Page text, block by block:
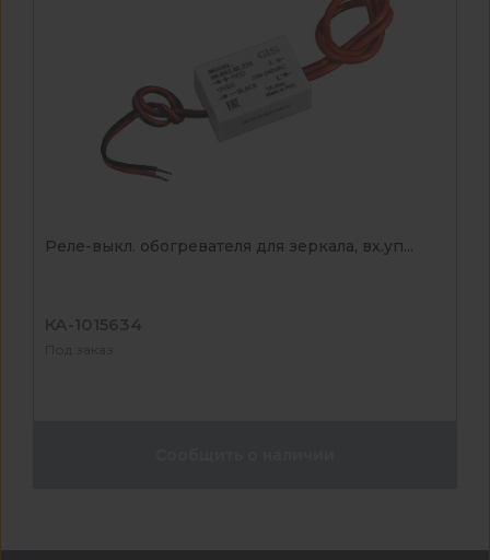
Реле-выкл. обогревателя для зеркала, вх.уп...
КА-1015634
Под заказ